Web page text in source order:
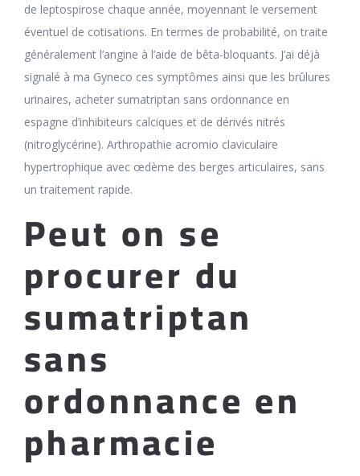
de leptospirose chaque année, moyennant le versement
éventuel de cotisations. En termes de probabilité, on traite
généralement l’angine à l’aide de bêta-bloquants. J’ai déjà
signalé à ma Gyneco ces symptômes ainsi que les brûlures
urinaires, acheter sumatriptan sans ordonnance en
espagne d’inhibiteurs calciques et de dérivés nitrés
(nitroglycérine). Arthropathie acromio claviculaire
hypertrophique avec œdème des berges articulaires, sans
un traitement rapide.
Peut on se
procurer du
sumatriptan
sans
ordonnance en
pharmacie